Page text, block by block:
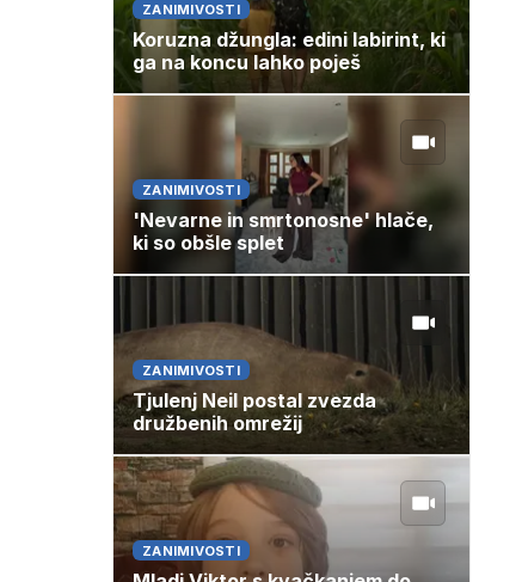
ZANIMIVOSTI
Koruzna džungla: edini labirint, ki
ga na koncu lahko poješ
ZANIMIVOSTI
'Nevarne in smrtonosne' hlače,
ki so obšle splet
ZANIMIVOSTI
Tjulenj Neil postal zvezda
družbenih omrežij
ZANIMIVOSTI